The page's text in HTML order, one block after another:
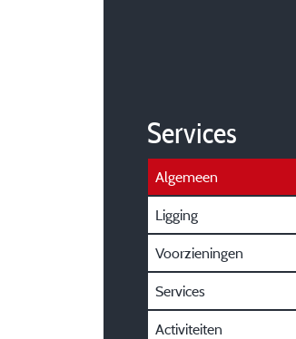
Services
Algemeen
Ligging
Voorzieningen
Services
Activiteiten